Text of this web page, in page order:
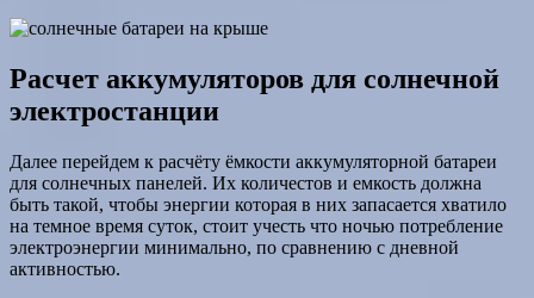
Расчет аккумуляторов для солнечной
электростанции
Далее перейдем к расчёту ёмкости аккумуляторной батареи
для солнечных панелей. Их количестов и емкость должна
быть такой, чтобы энергии которая в них запасается хватило
на темное время суток, стоит учесть что ночью потребление
электроэнергии минимально, по сравнению с дневной
активностью.